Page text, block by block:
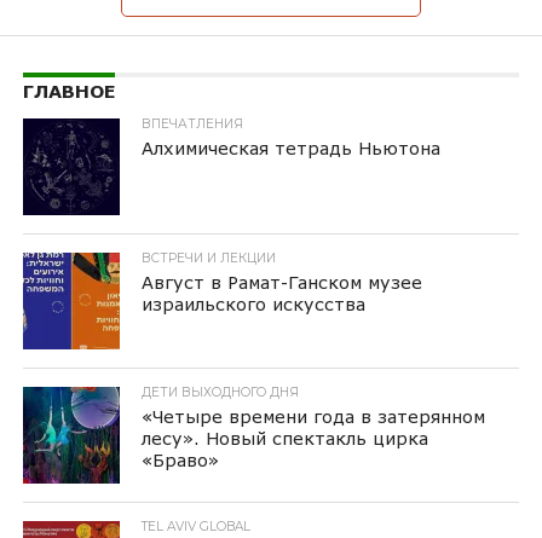
ГЛАВНОЕ
ВПЕЧАТЛЕНИЯ
Алхимическая тетрадь Ньютона
ВСТРЕЧИ И ЛЕКЦИИ
Август в Рамат-Ганском музее
израильского искусства
ДЕТИ ВЫХОДНОГО ДНЯ
«Четыре времени года в затерянном
лесу». Новый спектакль цирка
«Браво»
TEL AVIV GLOBAL